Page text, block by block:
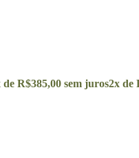
de R$385,00 sem juros2x de